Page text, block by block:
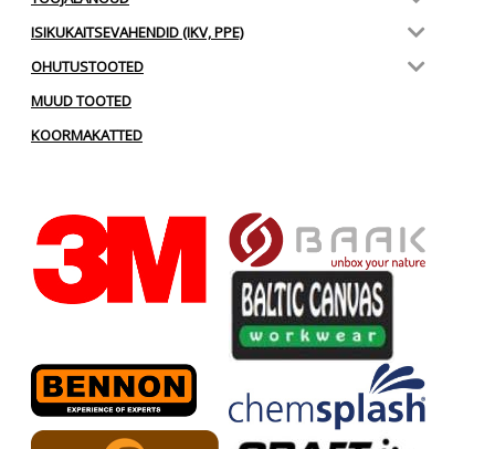
ISIKUKAITSEVAHENDID (IKV, PPE)
OHUTUSTOOTED
MUUD TOOTED
KOORMAKATTED